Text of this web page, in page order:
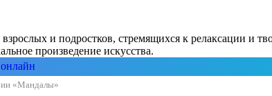
и подростков, стремящихся к релаксации и
произведение искусства.
«Мандалы»